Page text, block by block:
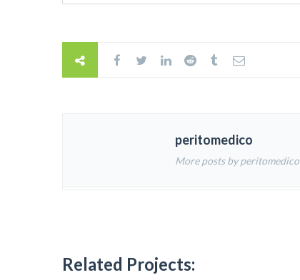
peritomedico
More posts by peritomedico
Related Projects: